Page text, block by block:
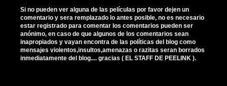
Si no pueden ver alguna de las películas por favor dejen un
comentario y sera remplazado lo antes posible, no es necesario
estar registrado para comentar los comentarios pueden ser
anónimo, en caso de que algunos de los comentarios sean
inapropiados y vayan encontra de las políticas del blog como
mensajes violentos,insultos,amenazas o razitas seran borrados
inmediatamente del blog.... gracias ( EL STAFF DE PEELINK ).